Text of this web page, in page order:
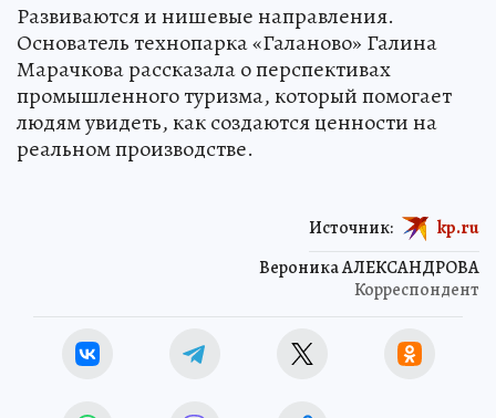
Развиваются и нишевые направления.
Основатель технопарка «Галаново» Галина
Марачкова рассказала о перспективах
промышленного туризма, который помогает
людям увидеть, как создаются ценности на
реальном производстве.
Вероника АЛЕКСАНДРОВА
Корреспондент
Источник: kp.ru